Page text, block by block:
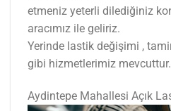
etmeniz yeterli dilediğiniz
aracımız ile geliriz.
Yerinde lastik değişimi ,
gibi hizmetlerimiz mevcuttur.
Aydintepe Mahallesi Açık